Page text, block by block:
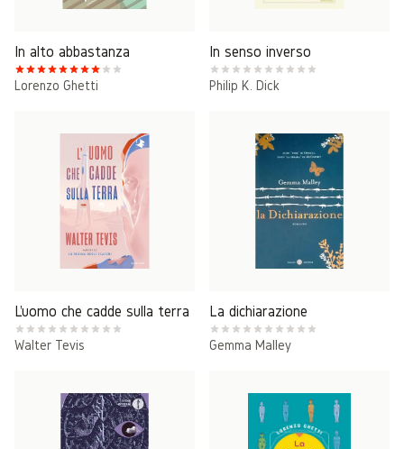
In alto abbastanza
Lorenzo Ghetti
In senso inverso
Philip K. Dick
L'uomo che cadde sulla terra
Walter Tevis
La dichiarazione
Gemma Malley